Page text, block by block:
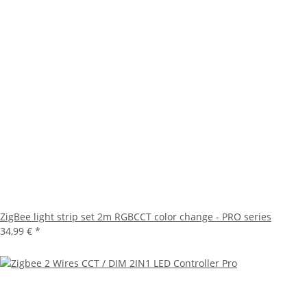
ZigBee light strip set 2m RGBCCT color change - PRO series
34,99 € *